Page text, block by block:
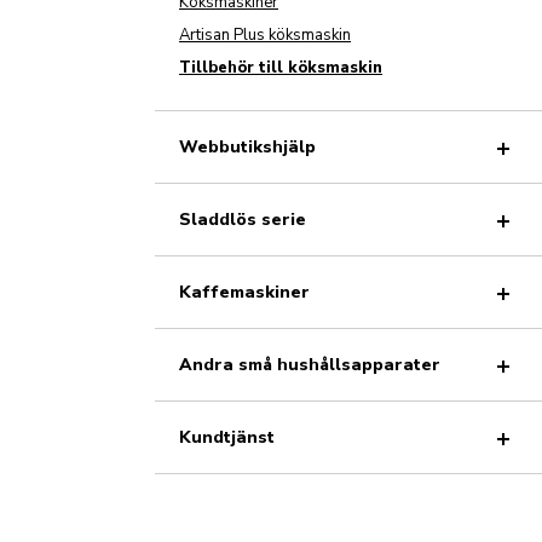
Artisan Plus köksmaskin
Tillbehör till köksmaskin
Webbutikshjälp
Sladdlös serie
Kaffemaskiner
Andra små hushållsapparater
Kundtjänst